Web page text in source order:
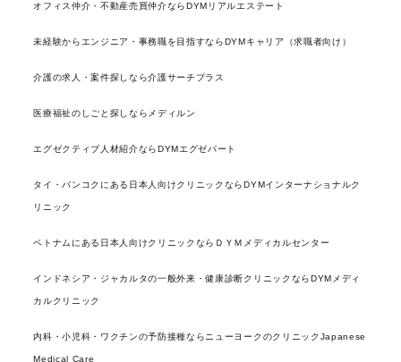
オフィス仲介・不動産売買仲介ならDYMリアルエステート
未経験からエンジニア・事務職を目指すならDYMキャリア（求職者向け）
介護の求人・案件探しなら介護サーチプラス
医療福祉のしごと探しならメディルン
エグゼクティブ人材紹介ならDYMエグゼパート
タイ・バンコクにある日本人向けクリニックならDYMインターナショナルク
リニック
ベトナムにある日本人向けクリニックならＤＹＭメディカルセンター
インドネシア・ジャカルタの一般外来・健康診断クリニックならDYMメディ
カルクリニック
内科・小児科・ワクチンの予防接種ならニューヨークのクリニックJapanese
Medical Care